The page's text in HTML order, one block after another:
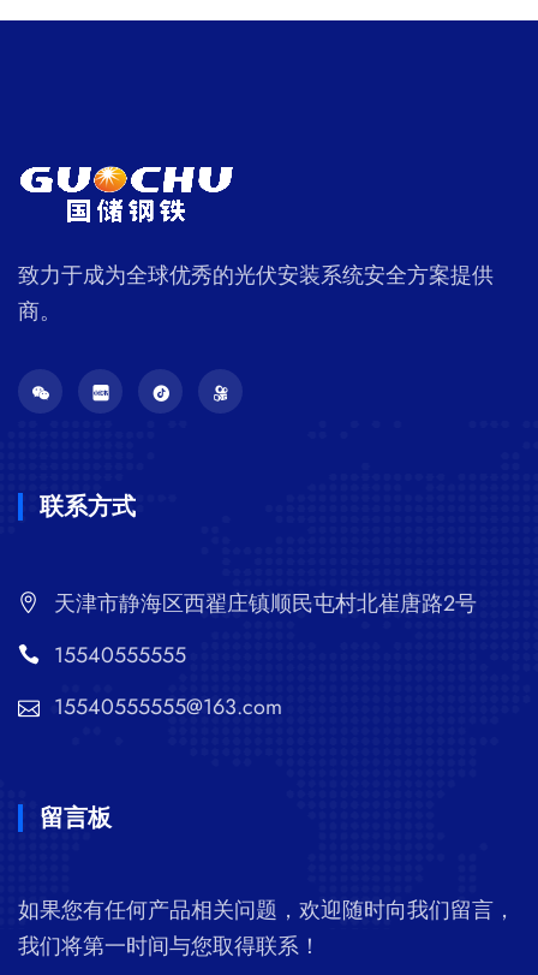
致力于成为全球优秀的光伏安装系统安全方案提供
商。
联系方式
天津市静海区西翟庄镇顺民屯村北崔唐路2号
15540555555
15540555555@163.com
留言板
如果您有任何产品相关问题，欢迎随时向我们留言，
我们将第一时间与您取得联系！